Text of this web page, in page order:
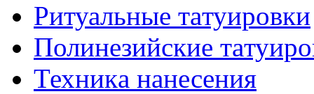
Ритуальные тaтуировки
Полинезийские
Техникa нанесения